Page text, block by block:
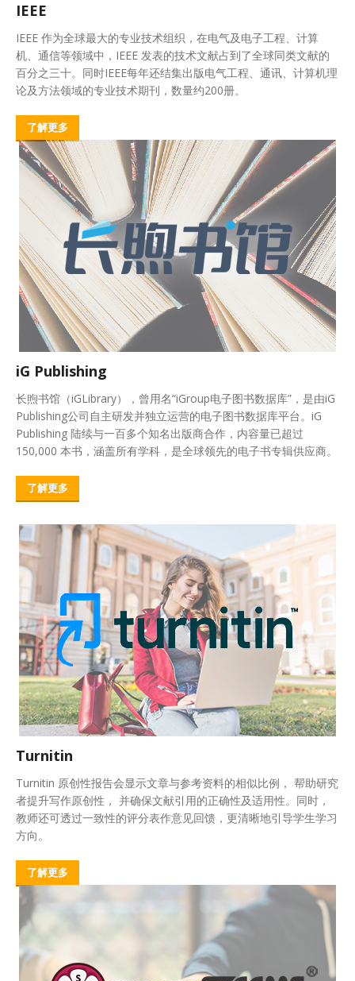
IEEE
IEEE 作为全球最大的专业技术组织，在电气及电子工程、计算
机、通信等领域中，IEEE 发表的技术文献占到了全球同类文献的
百分之三十。同时IEEE每年还结集出版电气工程、通讯、计算机理
论及方法领域的专业技术期刊，数量约200册。
了解更多
iG Publishing
长煦书馆（iGLibrary），曾用名“iGroup电子图书数据库”，是由iG
Publishing公司自主研发并独立运营的电子图书数据库平台。iG
Publishing 陆续与⼀百多个知名出版商合作，内容量已超过
150,000 本书，涵盖所有学科，是全球领先的电⼦书专辑供应商。
了解更多
Turnitin
Turnitin 原创性报告会显示文章与参考资料的相似比例， 帮助研究
者提升写作原创性， 并确保文献引用的正确性及适用性。同时，
教师还可透过一致性的评分表作意见回馈，更清晰地引导学生学习
方向。
了解更多